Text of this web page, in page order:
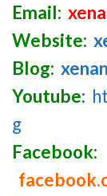
Email:
Website:
Blog:
Youtube:
g
Facebook: